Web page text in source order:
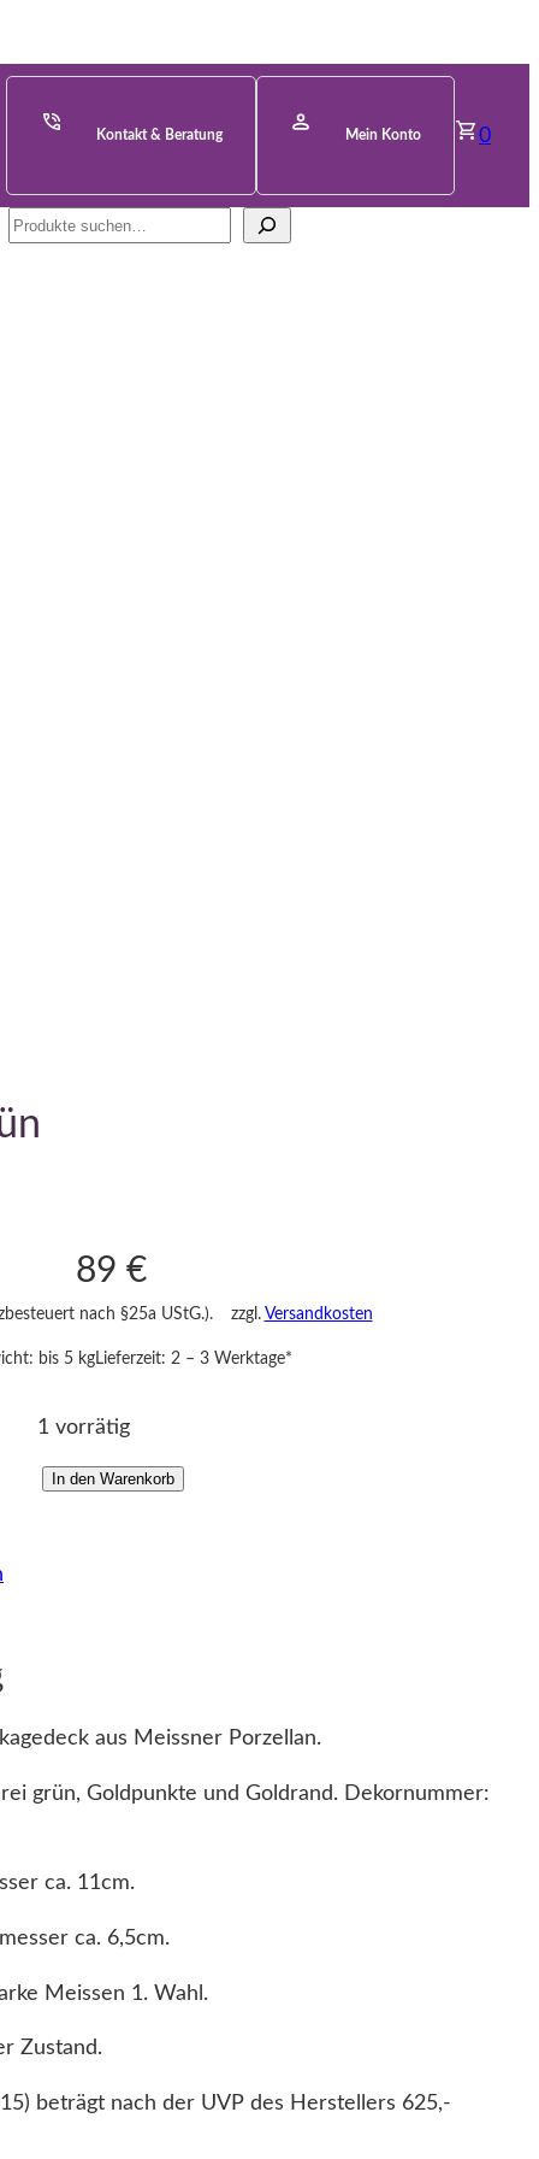
Kontakt & Beratung Mein Konto 0
Suche
89 €
nach §25a UStG.). zzgl. Versandkosten
bis 5 kgLieferzeit: 2 – 3 Werktage*
1 vorrätig
M
o
k
g
e
k
In den Warenkorb
aus Meissner Porzellan.
grün, Goldpunkte und Goldrand. Dekornummer:
ca. 11cm.
ca. 6,5cm.
Meissen 1. Wahl.
Zustand.
beträgt nach der UVP des Herstellers 625,-